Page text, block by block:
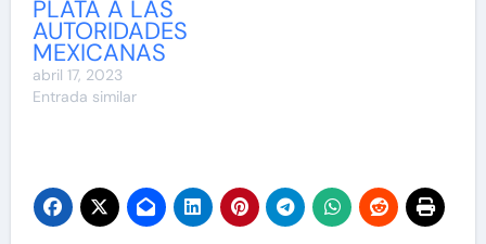
PLATA A LAS
AUTORIDADES
MEXICANAS
abril 17, 2023
Entrada similar